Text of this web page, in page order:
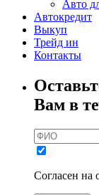
Авто
Автокредит
Выкуп
Трейд ин
Контакты
Вам в
Согласен на